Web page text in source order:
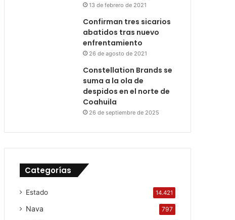
13 de febrero de 2021
Confirman tres sicarios
abatidos tras nuevo
enfrentamiento
26 de agosto de 2021
Constellation Brands se
suma a la ola de
despidos en el norte de
Coahuila
26 de septiembre de 2025
Categorías
Estado 14.421
Nava 797